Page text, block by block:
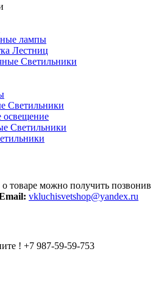
лампы
Лестниц
Светильники
Светильники
освещение
Светильники
можно получить позвонив
vkluchisvetshop@yandex.ru
! +7 987-59-59-753